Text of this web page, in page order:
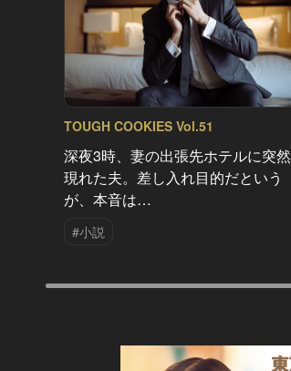
TOUGH COOKIES Vol.51
深夜3時、妻の出張先ホテルに突然
現れた夫。差し入れ目的だという
が、本音は…
#小説